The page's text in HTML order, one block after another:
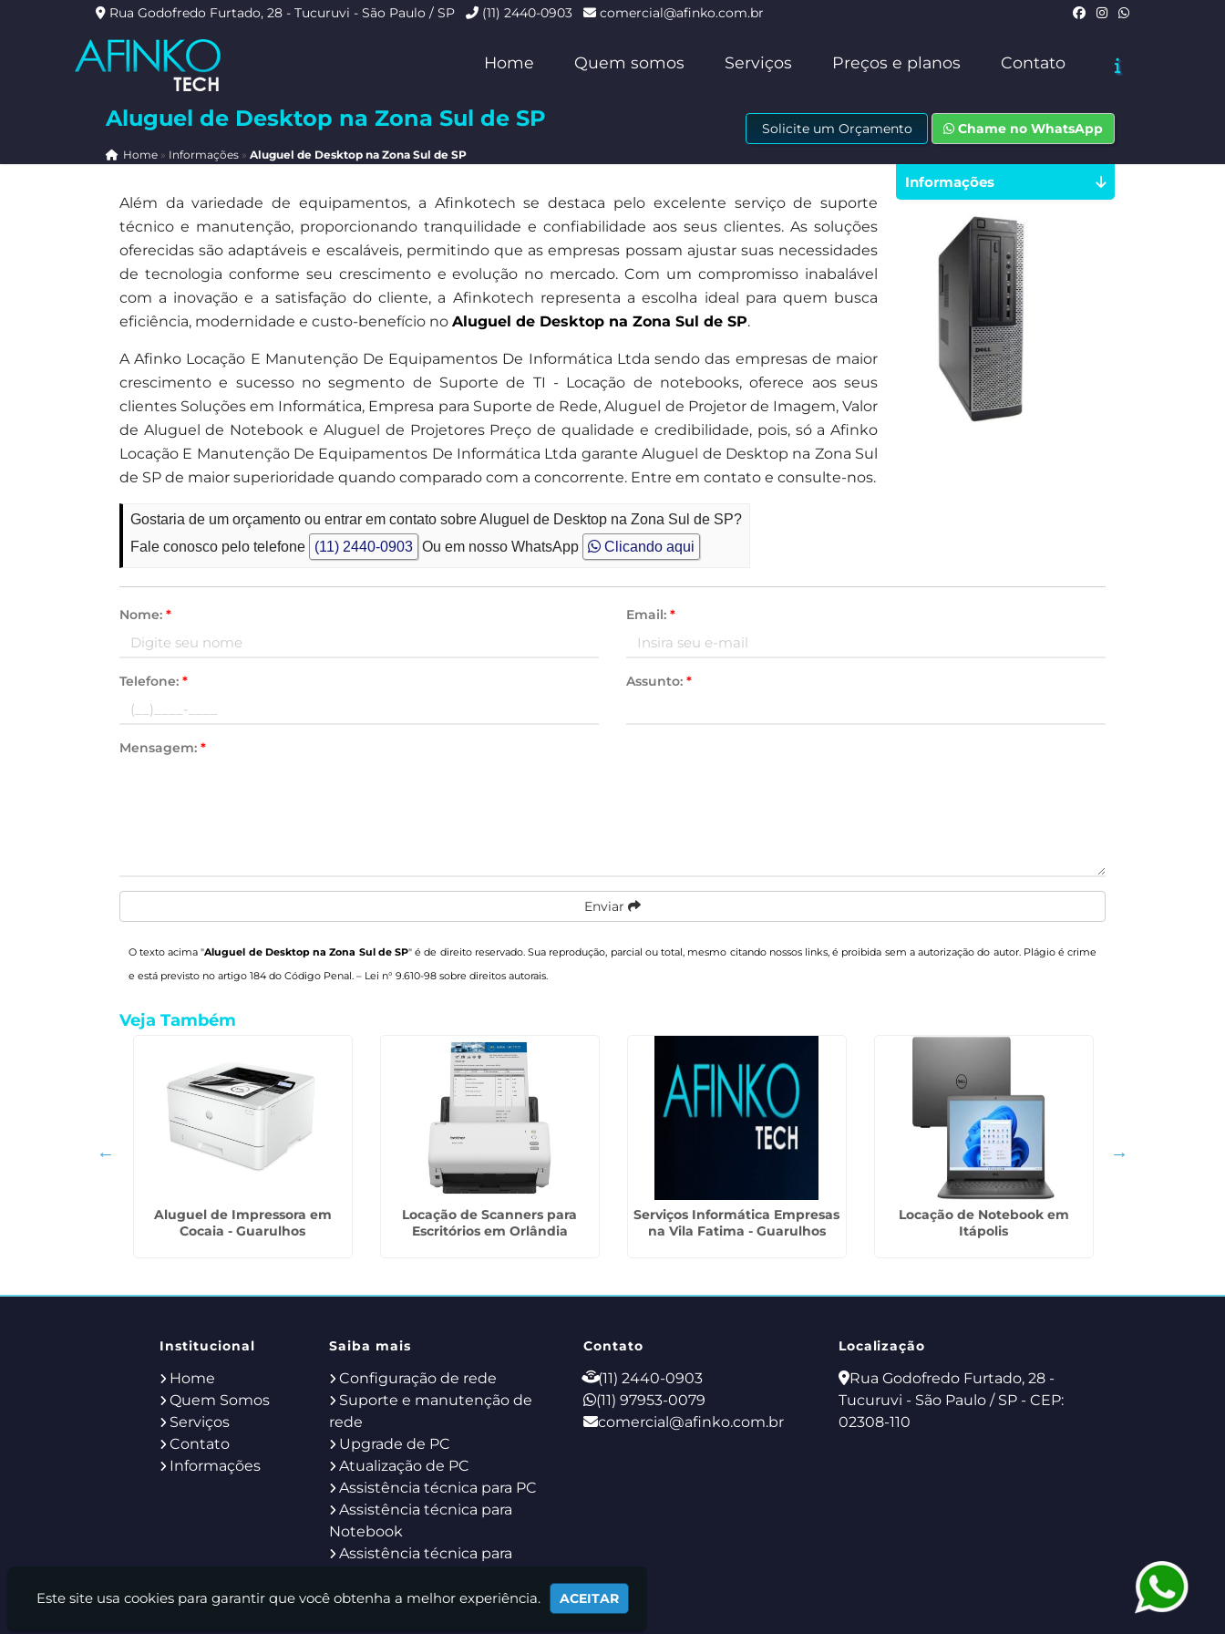
Rua Godofredo Furtado, 28 - Tucuruvi - São Paulo / SP (11) 2440-0903 comercial@afinko.com.br
Home Quem somos Serviços Preços e planos Contato
Aluguel de Desktop na Zona Sul de SP
Home» Informações » Aluguel de Desktop na Zona Sul de SP
Solicite um Orçamento Chame no WhatsApp
Além da variedade de equipamentos, a Afinkotech se destaca pelo excelente serviço de suporte
técnico e manutenção, proporcionando tranquilidade e confiabilidade aos seus clientes. As soluções
oferecidas são adaptáveis e escaláveis, permitindo que as empresas possam ajustar suas necessidades
de tecnologia conforme seu crescimento e evolução no mercado. Com um compromisso inabalável
com a inovação e a satisfação do cliente, a Afinkotech representa a escolha ideal para quem busca
eficiência, modernidade e custo-benefício no Aluguel de Desktop na Zona Sul de SP.
A Afinko Locação E Manutenção De Equipamentos De Informática Ltda sendo das empresas de maior
crescimento e sucesso no segmento de Suporte de TI - Locação de notebooks, oferece aos seus
clientes Soluções em Informática, Empresa para Suporte de Rede, Aluguel de Projetor de Imagem, Valor
de Aluguel de Notebook e Aluguel de Projetores Preço de qualidade e credibilidade, pois, só a Afinko
Locação E Manutenção De Equipamentos De Informática Ltda garante Aluguel de Desktop na Zona Sul
de SP de maior superioridade quando comparado com a concorrente. Entre em contato e consulte-nos.
Gostaria de um orçamento ou entrar em contato sobre Aluguel de Desktop na Zona Sul de SP?
Fale conosco pelo telefone
(11) 2440-0903 Ou em nosso WhatsApp Clicando aqui
Nome: * Email: *
Telefone: * Assunto: *
Mensagem: *
Enviar
O texto acima "Aluguel de Desktop na Zona Sul de SP" é de direito reservado. Sua reprodução, parcial ou total, mesmo citando nossos links, é proibida sem a autorização do autor. Plágio é crime
e está previsto no artigo 184 do Código Penal. – Lei n° 9.610-98 sobre direitos autorais.
Informações
Veja Também
Aluguel de Impressora em
Cocaia - Guarulhos
Locação de Scanners para
Escritórios em Orlândia
Serviços Informática Empresas
na Vila Fatima - Guarulhos
Locação de Notebook em
Itápolis
Institucional
Home
Quem Somos
Serviços
Contato
Informações
Saiba mais
Configuração de rede
Suporte e manutenção de
rede
Upgrade de PC
Atualização de PC
Assistência técnica para PC
Assistência técnica para
Notebook
Assistência técnica para
Help Desk
Contato
(11) 2440-0903
(11) 97953-0079
comercial@afinko.com.br
Localização
Rua Godofredo Furtado, 28 -
Tucuruvi - São Paulo / SP - CEP:
02308-110
Este site usa cookies para garantir que você obtenha a melhor experiência. ACEITAR